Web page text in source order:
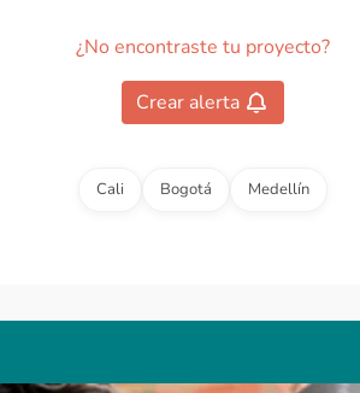
¿No encontraste tu proyecto?
Crear alerta
Cali Bogotá Medellín